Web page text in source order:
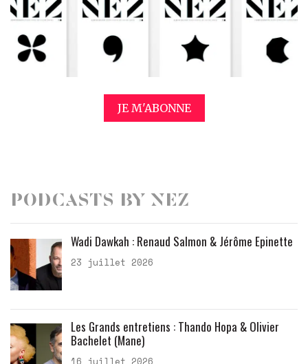
JE M'ABONNE
Podcasts by Nez
Wadi Dawkah : Renaud Salmon & Jérôme Epinette
23 juillet 2026
Les Grands entretiens : Thando Hopa & Olivier
Bachelet (Mane)